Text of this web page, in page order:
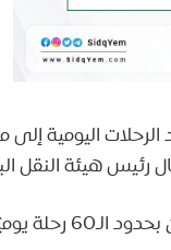
رئيس هيئة النقل
رحلة يوميًا.